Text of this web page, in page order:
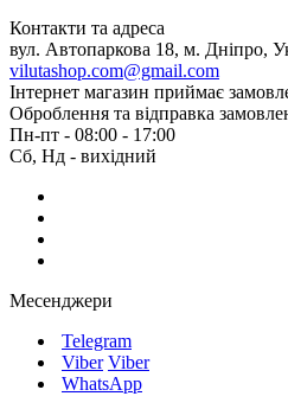
Контакти та адреса
вул. Автопаркова 18, м. Дніпро,
vilutashop.com@gmail.com
Інтернет магазин приймає
Оброблення та відправка
Пн-пт - 08:00 - 17:00
Сб, Нд - вихідний
Месенджери
Telegram
Viber Viber
WhatsApp